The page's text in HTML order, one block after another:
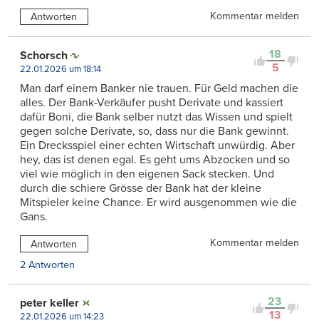
Antworten Kommentar melden
18
5
Schorsch
22.01.2026 um 18:14
Man darf einem Banker nie trauen. Für Geld machen die
alles. Der Bank-Verkäufer pusht Derivate und kassiert
dafür Boni, die Bank selber nutzt das Wissen und spielt
gegen solche Derivate, so, dass nur die Bank gewinnt.
Ein Drecksspiel einer echten Wirtschaft unwürdig. Aber
hey, das ist denen egal. Es geht ums Abzocken und so
viel wie möglich in den eigenen Sack stecken. Und
durch die schiere Grösse der Bank hat der kleine
Mitspieler keine Chance. Er wird ausgenommen wie die
Gans.
Antworten
Kommentar melden
2 Antworten
23
13
peter keller
22.01.2026 um 14:23